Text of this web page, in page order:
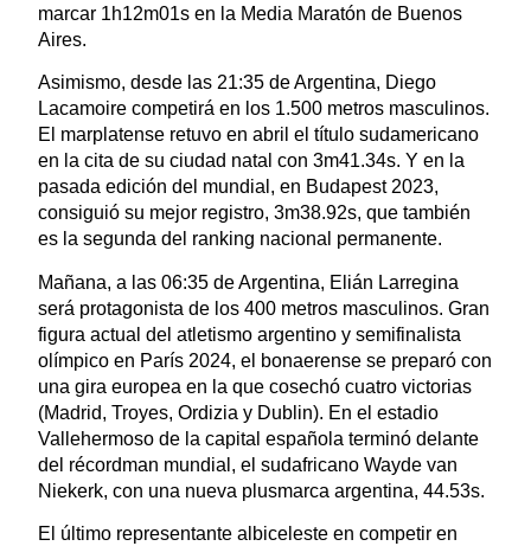
marcar 1h12m01s en la Media Maratón de Buenos
Aires.
Asimismo, desde las 21:35 de Argentina, Diego
Lacamoire competirá en los 1.500 metros masculinos.
El marplatense retuvo en abril el título sudamericano
en la cita de su ciudad natal con 3m41.34s. Y en la
pasada edición del mundial, en Budapest 2023,
consiguió su mejor registro, 3m38.92s, que también
es la segunda del ranking nacional permanente.
Mañana, a las 06:35 de Argentina, Elián Larregina
será protagonista de los 400 metros masculinos. Gran
figura actual del atletismo argentino y semifinalista
olímpico en París 2024, el bonaerense se preparó con
una gira europea en la que cosechó cuatro victorias
(Madrid, Troyes, Ordizia y Dublin). En el estadio
Vallehermoso de la capital española terminó delante
del récordman mundial, el sudafricano Wayde van
Niekerk, con una nueva plusmarca argentina, 44.53s.
El último representante albiceleste en competir en